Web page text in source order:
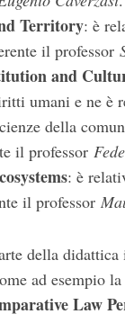
Territory: è
il professor
and
umani e ne è
della
il professor
: è
il professor
della
ad esempio la
Law